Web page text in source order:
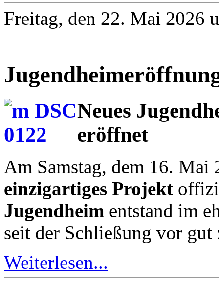
Freitag, den 22. Mai 2026
Neues
eröffnet
Am Samstag, dem 16.
einzigartiges Projekt
Jugendheim entstand im
seit der Schließung vor gut
Weiterlesen...